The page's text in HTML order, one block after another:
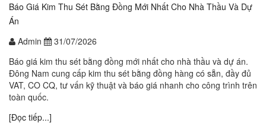
Báo Giá Kim Thu Sét Bằng Đồng Mới Nhất Cho Nhà Thầu Và Dự
Án
Admin
31/07/2026
Báo giá kim thu sét bằng đồng mới nhất cho nhà thầu và dự án.
Đông Nam cung cấp kim thu sét bằng đồng hàng có sẵn, đầy đủ
VAT, CO CQ, tư vấn kỹ thuật và báo giá nhanh cho công trình trên
toàn quốc.
[Đọc tiếp...]